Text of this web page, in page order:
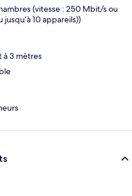
(vitesse : 250 Mbit/s ou
10 appareils))
à 3 mètres